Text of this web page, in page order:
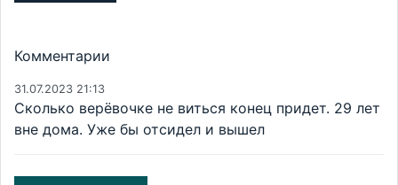
Комментарии
31.07.2023 21:13
Сколько верёвочке не виться конец придет. 29 лет
вне дома. Уже бы отсидел и вышел